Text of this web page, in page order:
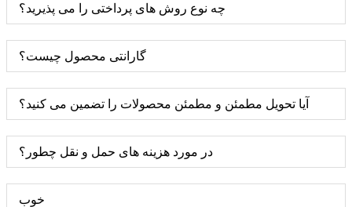
چه نوع روش های پرداختی را می پذیرید؟
گارانتی محصول چیست؟
آیا تحویل مطمئن و مطمئن محصولات را تضمین می کنید؟
در مورد هزینه های حمل و نقل چطور؟
خوب